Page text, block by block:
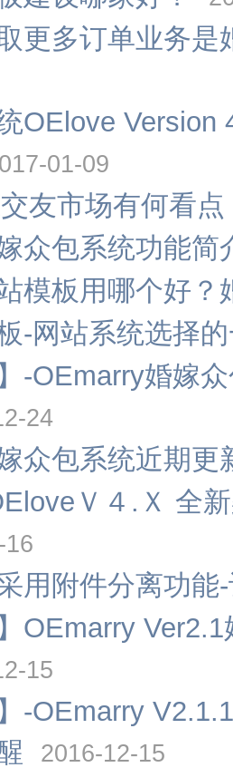
更多订单业务
OElove Version
01-09
友市场有何看点
众包系统功能简
模板用哪个好？
-网站系统选择
-OEmarry婚嫁
24
众包系统近期更
Ｖ４.Ｘ 全
16
用附件分离功能
OEmarry
15
-OEmarry
2016-12-15